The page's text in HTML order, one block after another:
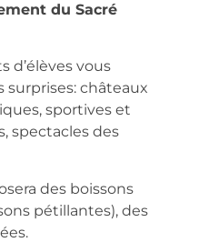
du Sacré
d’élèves vous
surprises: châteaux
sportives et
spectacles des
des boissons
pétillantes), des